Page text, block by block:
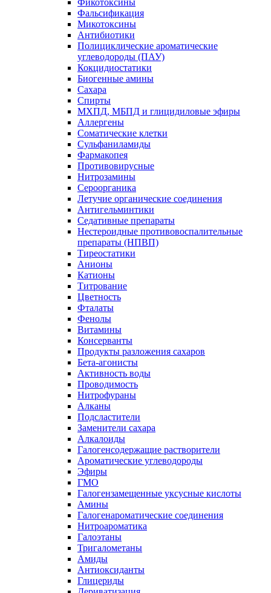
Фикотоксины
Фальсификация
Микотоксины
Антибиотики
Полициклические ароматические
углеводороды (ПАУ)
Кокцидиостатики
Биогенные амины
Сахара
Спирты
МХПД, МБПД и глицидиловые эфиры
Аллергены
Соматические клетки
Сульфаниламиды
Фармакопея
Противовирусные
Нитрозамины
Сероорганика
Летучие органические соединения
Антигельминтики
Седативные препараты
Нестероидные противовоспалительные
препараты (НПВП)
Тиреостатики
Анионы
Катионы
Титрование
Цветность
Фталаты
Фенолы
Витамины
Консерванты
Продукты разложения сахаров
Бета-агонисты
Активность воды
Проводимость
Нитрофураны
Алканы
Подсластители
Заменители сахара
Алкалоиды
Галогенсодержащие растворители
Ароматические углеводороды
Эфиры
ГМО
Галогензамещенные уксусные кислоты
Амины
Галогенароматические соединения
Нитроароматика
Галоэтаны
Тригалометаны
Амиды
Антиоксиданты
Глицериды